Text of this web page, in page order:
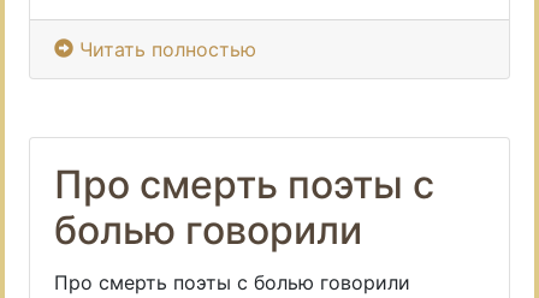
Читать полностью
Про смерть поэты с
болью говорили
Про смерть поэты с болью говорили